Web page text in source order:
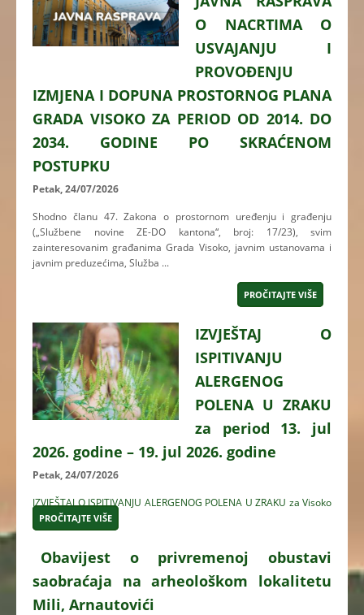
O NACRTIMA O
USVAJANJU I
PROVOĐENJU
IZMJENA I DOPUNA PROSTORNOG PLANA
GRADA VISOKO ZA PERIOD OD 2014. DO
2034. GODINE PO SKRAĆENOM
POSTUPKU
Petak, 24/07/2026
Shodno članu 47. Zakona o prostornom uređenju i građenju
(„Službene novine ZE-DO kantona“, broj: 17/23), svim
zainteresovanim građanima Grada Visoko, javnim ustanovama i
javnim preduzećima, Služba ...
PROČITAJTE VIŠE
IZVJEŠTAJ O
ISPITIVANJU
ALERGENOG
POLENA U ZRAKU
za period 13. jul
2026. godine – 19. jul 2026. godine
Petak, 24/07/2026
IZVJEŠTAJ O ISPITIVANJU ALERGENOG POLENA U ZRAKU za Visoko
PROČITAJTE VIŠE
Obavijest o privremenoj obustavi
saobraćaja na arheološkom lokalitetu
Mili, Arnautovići